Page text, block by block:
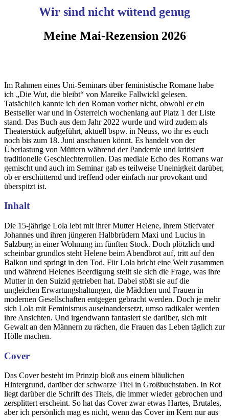
Wir sind nicht wütend genug
Meine Mai-Rezension 2026
Im Rahmen eines Uni-Seminars über feministische Romane habe
ich „Die Wut, die bleibt“ von Mareike Fallwickl gelesen.
Tatsächlich kannte ich den Roman vorher nicht, obwohl er ein
Bestseller war und in Österreich wochenlang auf Platz 1 der Liste
stand. Das Buch aus dem Jahr 2022 wurde und wird zudem als
Theaterstück aufgeführt, aktuell bspw. in Neuss, wo ihr es euch
noch bis zum 18. Juni anschauen könnt. Es handelt von der
Überlastung von Müttern während der Pandemie und kritisiert
traditionelle Geschlechterrollen. Das mediale Echo des Romans war
gemischt und auch im Seminar gab es teilweise Uneinigkeit darüber,
ob er erschütternd und treffend oder einfach nur provokant und
überspitzt ist.
Inhalt
Die 15-jährige Lola lebt mit ihrer Mutter Helene, ihrem Stiefvater
Johannes und ihren jüngeren Halbbrüdern Maxi und Lucius in
Salzburg in einer Wohnung im fünften Stock. Doch plötzlich und
scheinbar grundlos steht Helene beim Abendbrot auf, tritt auf den
Balkon und springt in den Tod. Für Lola bricht eine Welt zusammen
und während Helenes Beerdigung stellt sie sich die Frage, was ihre
Mutter in den Suizid getrieben hat. Dabei stößt sie auf die
ungleichen Erwartungshaltungen, die Mädchen und Frauen in
modernen Gesellschaften entgegen gebracht werden. Doch je mehr
sich Lola mit Feminismus auseinandersetzt, umso radikaler werden
ihre Ansichten. Und irgendwann fantasiert sie darüber, sich mit
Gewalt an den Männern zu rächen, die Frauen das Leben täglich zur
Hölle machen.
Cover
Das Cover besteht im Prinzip bloß aus einem bläulichen
Hintergrund, darüber der schwarze Titel in Großbuchstaben. In Rot
liegt darüber die Schrift des Titels, die immer wieder gebrochen und
zersplittert erscheint. So hat das Cover zwar etwas Hartes, Brutales,
aber ich persönlich mag es nicht, wenn das Cover im Kern nur aus